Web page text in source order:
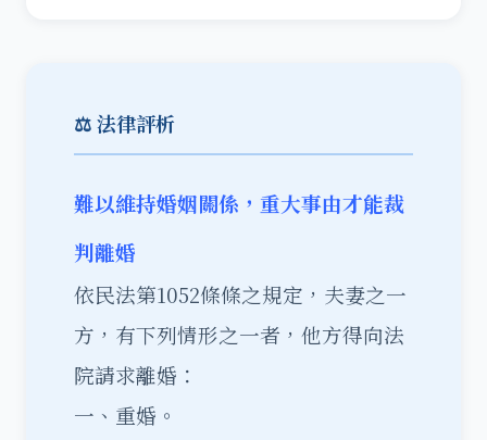
⚖️ 法律評析
難以維持婚姻關係，重大事由才能裁
判離婚
依民法第1052條條之規定，夫妻之一
方，有下列情形之一者，他方得向法
院請求離婚：
一、重婚。